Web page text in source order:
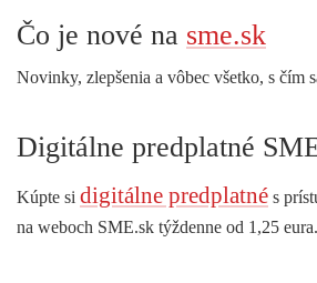
Čo je nové na sme.sk
Novinky, zlepšenia a vôbec všetko, s čím
Digitálne predplatné
Kúpte si digitálne predplatné s
na weboch SME.sk týždenne od 1,25 eura.